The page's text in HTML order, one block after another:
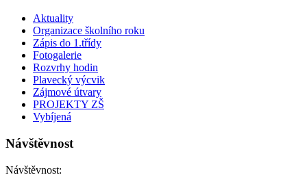
Aktuality
Organizace školního roku
Zápis do 1.třídy
Fotogalerie
Rozvrhy hodin
Plavecký výcvik
Zájmové útvary
PROJEKTY ZŠ
Vybíjená
Návštěvnost
Návštěvnost: